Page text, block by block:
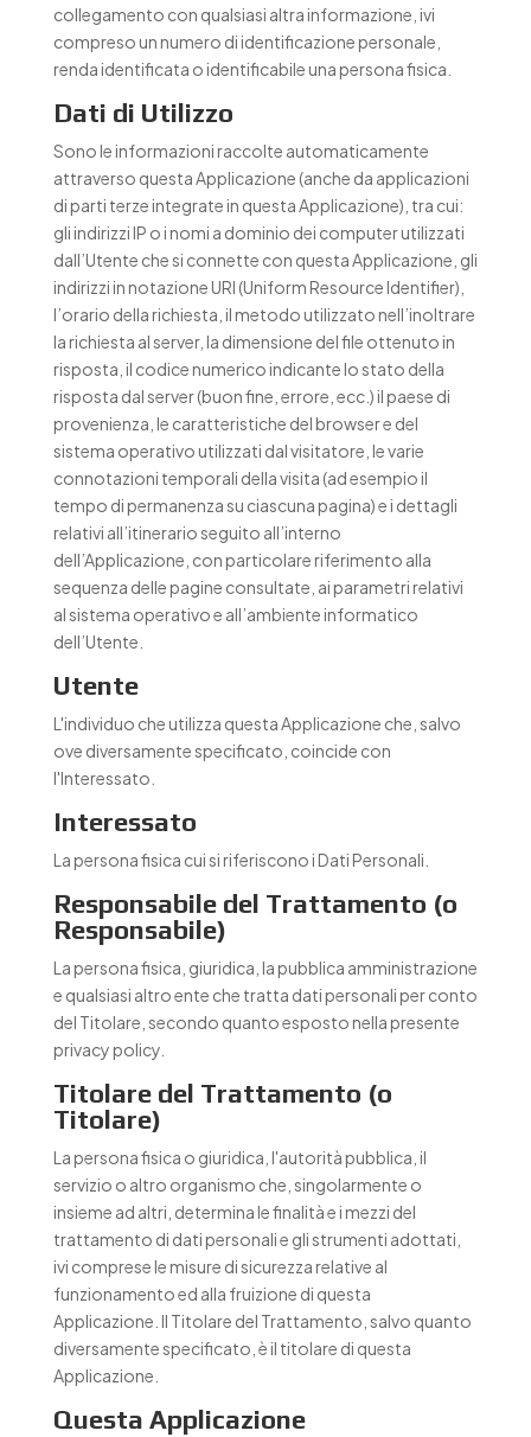
collegamento con qualsiasi altra informazione, ivi
compreso un numero di identificazione personale,
renda identificata o identificabile una persona fisica.
Dati di Utilizzo
Sono le informazioni raccolte automaticamente
attraverso questa Applicazione (anche da applicazioni
di parti terze integrate in questa Applicazione), tra cui:
gli indirizzi IP o i nomi a dominio dei computer utilizzati
dall’Utente che si connette con questa Applicazione, gli
indirizzi in notazione URI (Uniform Resource Identifier),
l’orario della richiesta, il metodo utilizzato nell’inoltrare
la richiesta al server, la dimensione del file ottenuto in
risposta, il codice numerico indicante lo stato della
risposta dal server (buon fine, errore, ecc.) il paese di
provenienza, le caratteristiche del browser e del
sistema operativo utilizzati dal visitatore, le varie
connotazioni temporali della visita (ad esempio il
tempo di permanenza su ciascuna pagina) e i dettagli
relativi all’itinerario seguito all’interno
dell’Applicazione, con particolare riferimento alla
sequenza delle pagine consultate, ai parametri relativi
al sistema operativo e all’ambiente informatico
dell’Utente.
Utente
L'individuo che utilizza questa Applicazione che, salvo
ove diversamente specificato, coincide con
l'Interessato.
Interessato
La persona fisica cui si riferiscono i Dati Personali.
Responsabile del Trattamento (o
Responsabile)
La persona fisica, giuridica, la pubblica amministrazione
e qualsiasi altro ente che tratta dati personali per conto
del Titolare, secondo quanto esposto nella presente
privacy policy.
Titolare del Trattamento (o
Titolare)
La persona fisica o giuridica, l'autorità pubblica, il
servizio o altro organismo che, singolarmente o
insieme ad altri, determina le finalità e i mezzi del
trattamento di dati personali e gli strumenti adottati,
ivi comprese le misure di sicurezza relative al
funzionamento ed alla fruizione di questa
Applicazione. Il Titolare del Trattamento, salvo quanto
diversamente specificato, è il titolare di questa
Applicazione.
Questa Applicazione